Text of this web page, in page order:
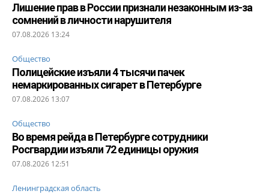
Лишение прав в России признали незаконным из-за
сомнений в личности нарушителя
07.08.2026 13:24
Общество
Полицейские изъяли 4 тысячи пачек
немаркированных сигарет в Петербурге
07.08.2026 13:07
Общество
Во время рейда в Петербурге сотрудники
Росгвардии изъяли 72 единицы оружия
07.08.2026 12:51
Ленинградская область